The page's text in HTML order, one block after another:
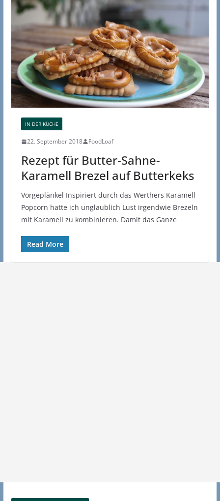
IN DER KÜCHE
22. September 2018 FoodLoaf
Rezept für Butter-Sahne-
Karamell Brezel auf Butterkeks
Vorgeplänkel Inspiriert durch das Werthers Karamell
Popcorn hatte ich unglaublich Lust irgendwie Brezeln
mit Karamell zu kombinieren. Damit das Ganze
Read More